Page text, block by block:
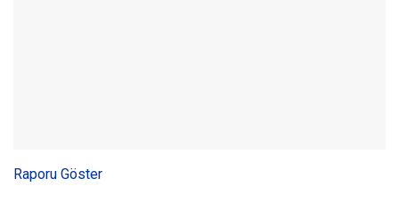
Raporu Göster